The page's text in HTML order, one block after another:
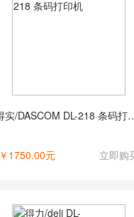
得实/
￥1750.00元 立即购